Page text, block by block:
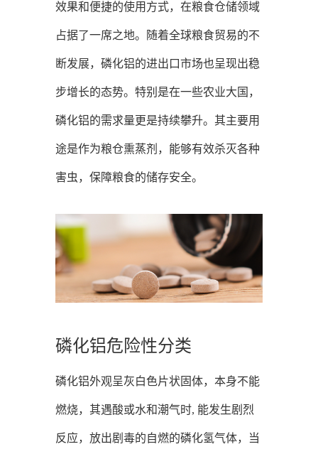
效果和便捷的使用方式，在粮食仓储领域
占据了一席之地。随着全球粮食贸易的不
断发展，磷化铝的进出口市场也呈现出稳
步增长的态势。特别是在一些农业大国，
磷化铝的需求量更是持续攀升。其主要用
途是作为粮仓熏蒸剂，能够有效杀灭各种
害虫，保障粮食的储存安全。
磷化铝危险性分类
磷化铝外观呈灰白色片状固体，本身不能
燃烧，其遇酸或水和潮气时, 能发生剧烈
反应，放出剧毒的自燃的磷化氢气体，当